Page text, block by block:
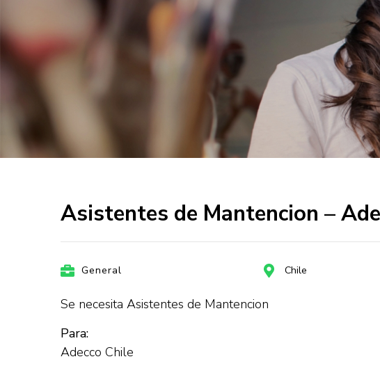
Asistentes de Mantencion –
General Chile
Se necesita Asistentes de Mantencion
Para:
Adecco Chile